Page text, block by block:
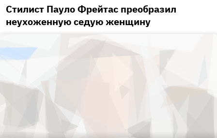
Стилист Пауло Фрейтас преобразил
неухоженную седую женщину